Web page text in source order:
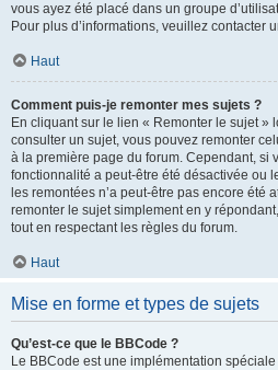
vous ayez été placé dans un groupe
Pour plus d’informations, veuillez contacter
Haut
Comment puis-je remonter mes sujets ?
En cliquant sur le lien « Remonter le sujet »
consulter un sujet, vous pouvez remonter
à la première page du forum. Cependant, si
fonctionnalité a peut-être été désactivée ou
les remontées n’a peut-être pas encore été
remonter le sujet simplement en y
tout en respectant les règles du forum.
Haut
Mise en forme et types de sujets
Qu’est-ce que le BBCode ?
Le BBCode est une implémentation